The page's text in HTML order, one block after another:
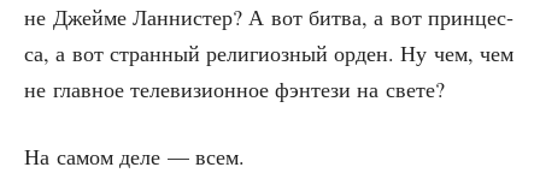
не Джей­ме Лан­ни­стер? А вот бит­ва, а вот прин­цес­
са, а вот стран­ный рели­ги­оз­ный орден. Ну чем, чем
не глав­ное теле­ви­зи­он­ное фэн­те­зи на свете?
На самом деле — всем.